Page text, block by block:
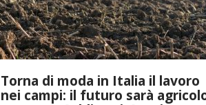
Torna di moda in Italia il lavoro
nei campi: il futuro sarà